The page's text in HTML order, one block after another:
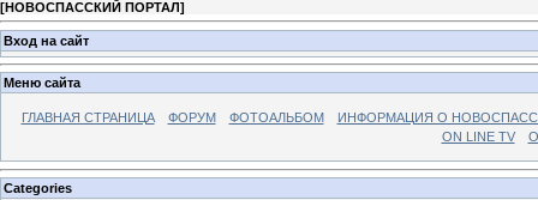
[НОВОСПАССКИЙ ПОРТАЛ]
Вход на сайт
Меню сайта
ГЛАВНАЯ СТРАНИЦА ФОРУМ ФОТОАЛЬБОМ
ИНФОРМАЦИЯ О
ON LINE TV
Categories